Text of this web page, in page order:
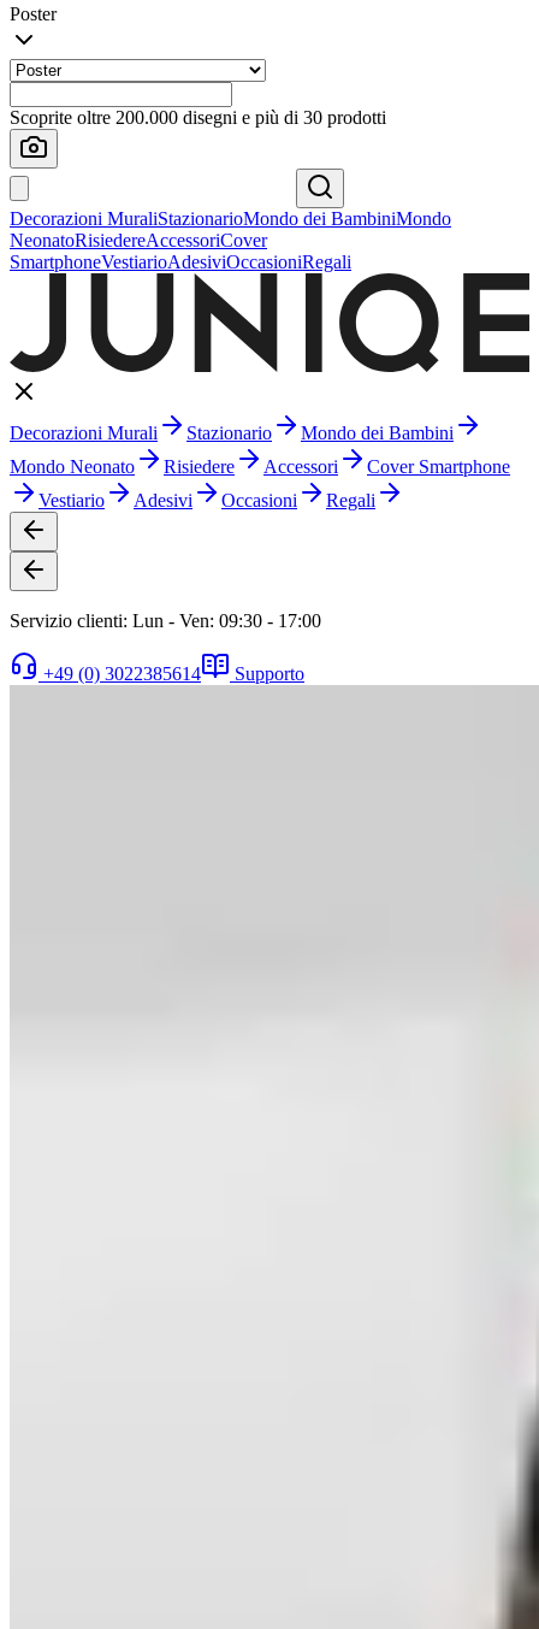
Poster
Scoprite oltre 200.000 disegni e più di 30 prodotti
Decorazioni MuraliStazionarioMondo dei BambiniMondo
NeonatoRisiedereAccessoriCover
SmartphoneVestiarioAdesiviOccasioniRegali
Decorazioni Murali Stazionario
Mondo dei Bambini
Mondo Neonato
Risiedere Accessori
Cover Smartphone
Vestiario
Adesivi Occasioni Regali
Servizio clienti: Lun - Ven: 09:30 - 17:00
+49 (0) 3022385614 Supporto